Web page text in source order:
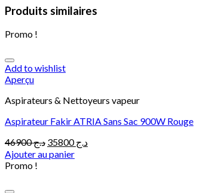
Produits similaires
Promo !
Add to wishlist
Aperçu
Aspirateurs & Nettoyeurs vapeur
Aspirateur Fakir ATRIA Sans Sac 900W Rouge
د.ج46900
Le
prix
د.ج35800
Le
Ajouter au panier
Promo !